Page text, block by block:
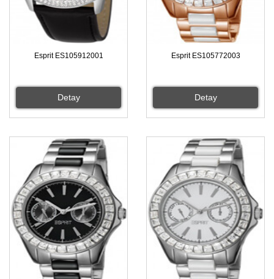
Esprit ES105912001
Detay
Esprit ES105772003
Detay